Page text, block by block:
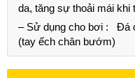
da, tăng sự thoải mái khi
– Sử dụng cho bơi :
Đá
(tay ếch chân bướm)